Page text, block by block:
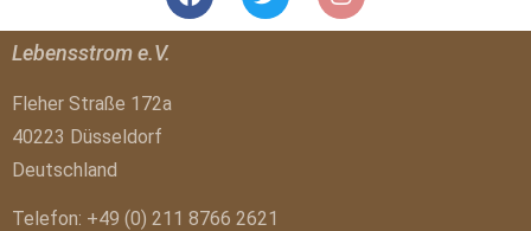
Lebensstrom e.V.
Fleher Straße 172a
40223 Düsseldorf
Deutschland
Telefon: +49 (0) 211 8766 2621